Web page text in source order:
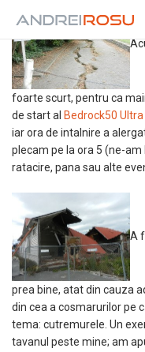
foarte scurt, pentru ca
de start al Bedrock50 Ultra
iar ora de intalnire a
plecam pe la ora 5 (ne-
ratacire, pana sau alte
A
prea bine, atat din cauza
din cea a cosmarurilor pe
tema: cutremurele. Un
tavanul peste mine; am